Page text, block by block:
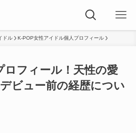
ドル K-POP女性アイドル個人プロフィール
ロフィール！天性の愛
ビュー前の経歴につい